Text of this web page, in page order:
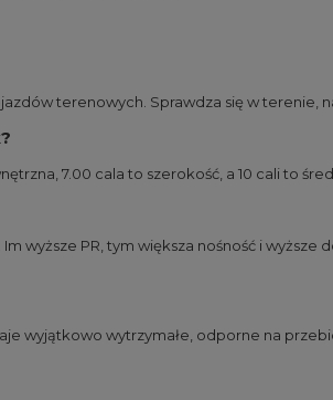
terenowych. Sprawdza się w terenie,
7.00 cala to szerokość, a 10 cali to
wyższe PR, tym większa nośność i
wyjątkowo wytrzymałe, odporne na